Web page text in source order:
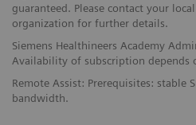
guaranteed. Please contact your
organization for further details.
Siemens Healthineers Academy
Availability of subscription depends
Remote Assist: Prerequisites: stable
bandwidth.